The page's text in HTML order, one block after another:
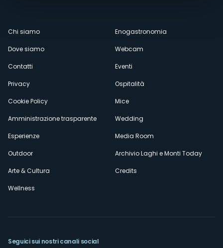
Menù
secondario
Chi siamo
Dove siamo
Contatti
Privacy
Cookie Policy
Amministrazione trasparente
Esperienze
Outdoor
Arte & Cultura
Wellness
Enogastronomia
Webcam
Eventi
Ospitalità
Mice
Wedding
Media Room
Archivio Laghi e Monti Today
Credits
Seguici sui nostri canali social